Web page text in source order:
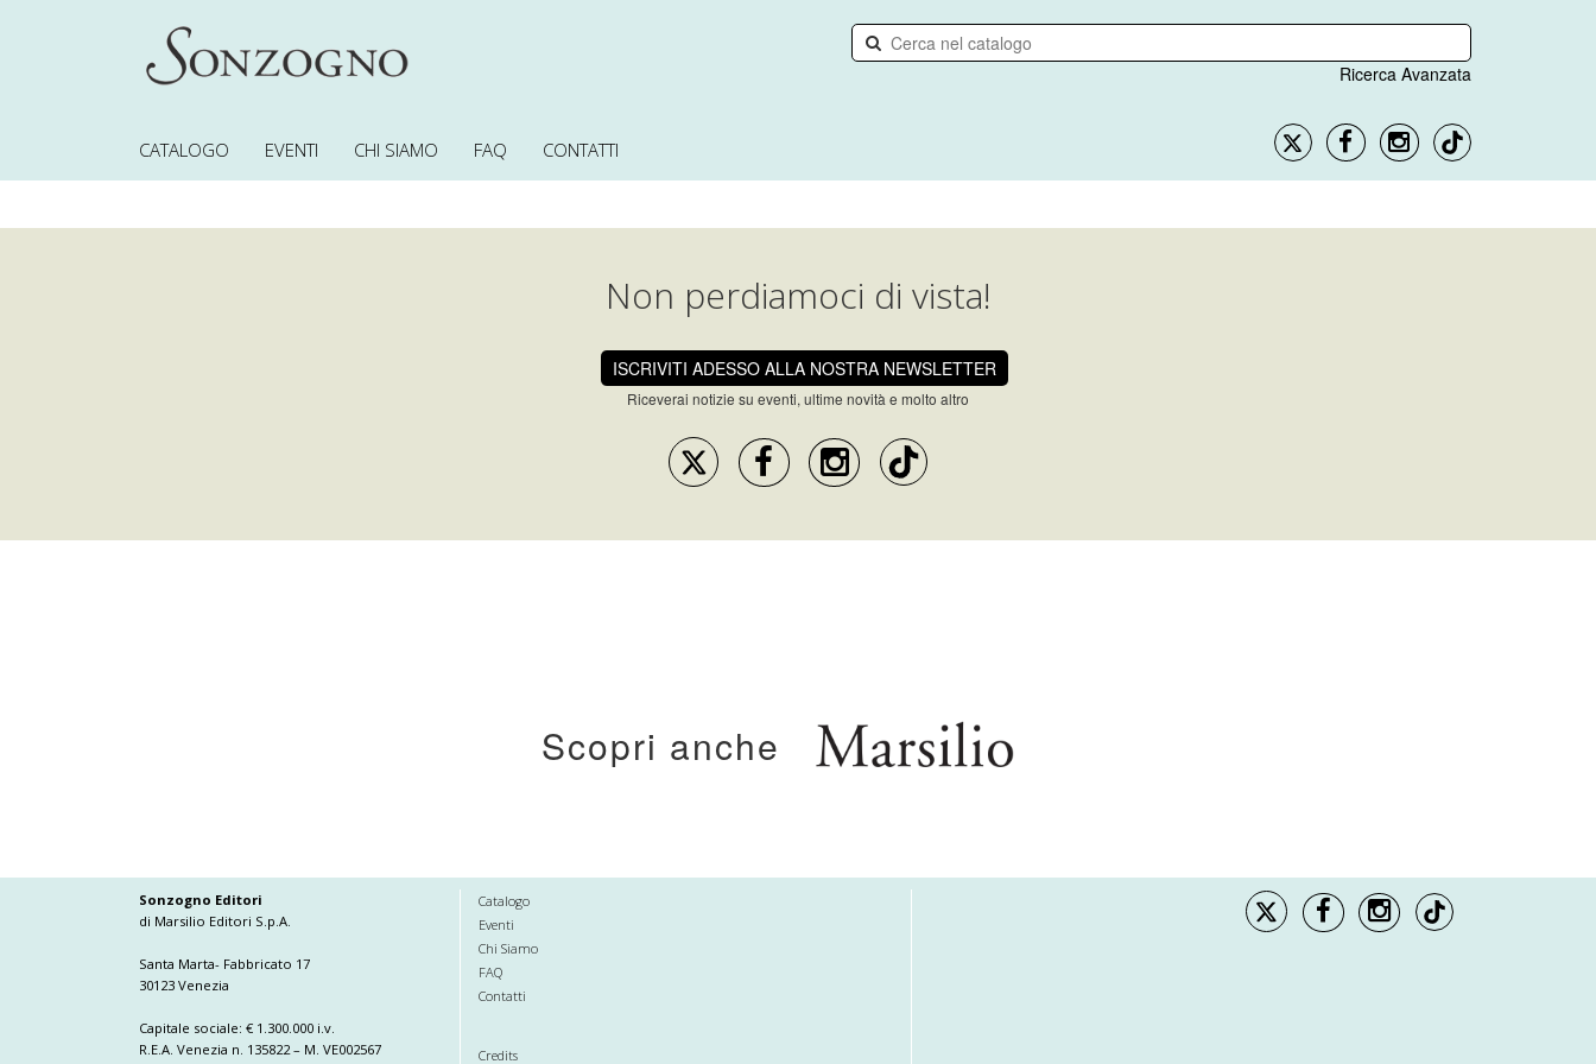
Ricerca Avanzata
CATALOGO EVENTI CHI SIAMO FAQ CONTATTI
Non perdiamoci di vista!
ISCRIVITI ADESSO ALLA NOSTRA NEWSLETTER
Riceverai notizie su eventi, ultime novità e molto altro
Scopri anche
Sonzogno Editori
di Marsilio Editori S.p.A.
Santa Marta- Fabbricato 17
30123 Venezia
Capitale sociale: € 1.300.000 i.v.
R.E.A. Venezia n. 135822 – M. VE002567
Catalogo
Eventi
Chi Siamo
FAQ
Contatti
Credits